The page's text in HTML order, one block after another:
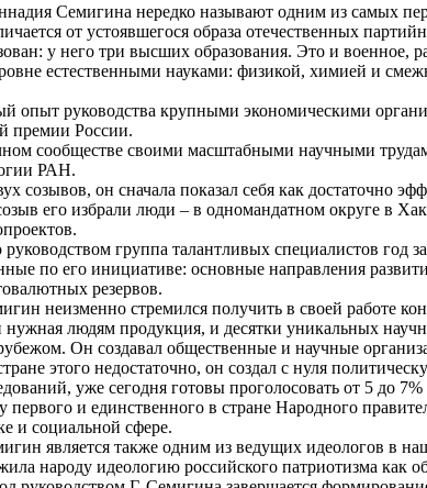
Семигина нередко называют одним из самых
от устоявшегося образа отечественных
у него три высших образования. Это и военное,
естественными науками: физикой, химией и
руководства крупными экономическими
премии России.
сообществе своими масштабными научными
РАН.
созывов, он сначала показал себя как достаточно
его избрали люди – в одномандатном округе в
группа талантливых специалистов
по его инициативе: основные направления
резервов.
неизменно стремился получить в своей работе
нужная людям продукция, и десятки уникальных
Он создавал общественные и научные
этого недостаточно, он создал с нуля
уже сегодня готовы проголосовать от 5 до
первого и единственного в стране Народного
и социальной сфере.
является также одним из ведущих идеологов в
народу идеологию российского патриотизма